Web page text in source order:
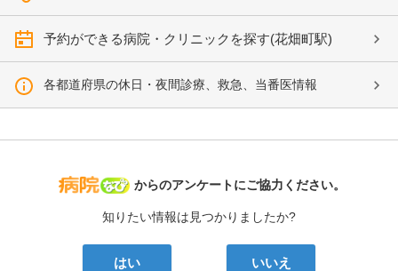
予約ができる病院・クリニックを探す(花畑町駅)
各都道府県の休日・夜間診療、救急、当番医情報
病院なび
からのアンケートにご協力ください。
知りたい情報は見つかりましたか?
はい いいえ